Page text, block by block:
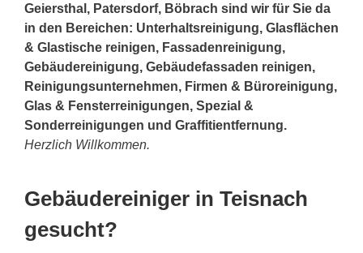
Geiersthal, Patersdorf, Böbrach sind wir für Sie da
in den Bereichen: Unterhaltsreinigung, Glasflächen
& Glastische reinigen, Fassadenreinigung,
Gebäudereinigung, Gebäudefassaden reinigen,
Reinigungsunternehmen, Firmen & Büroreinigung,
Glas & Fensterreinigungen, Spezial &
Sonderreinigungen und Graffitientfernung.
Herzlich Willkommen.
Gebäudereiniger in Teisnach
gesucht?